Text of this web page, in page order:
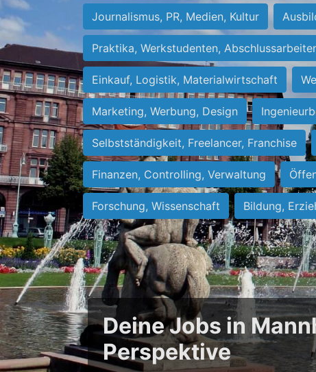
Journalismus, PR, Medien, Kultur
Praktika, Werkstudenten,
Einkauf, Logistik, Materialwirtschaft
Marketing, Werbung, Design
Selbstständigkeit, Freelancer, Franchise
Finanzen, Controlling, Verwaltung
Forschung, Wissenschaft Bildung,
Deine Jobs in
Perspektive